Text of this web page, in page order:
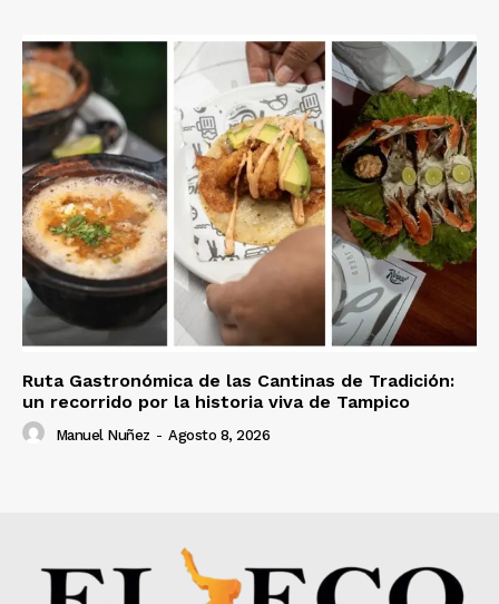
Ruta Gastronómica de las Cantinas de Tradición:
un recorrido por la historia viva de Tampico
Manuel Nuñez - Agosto 8, 2026